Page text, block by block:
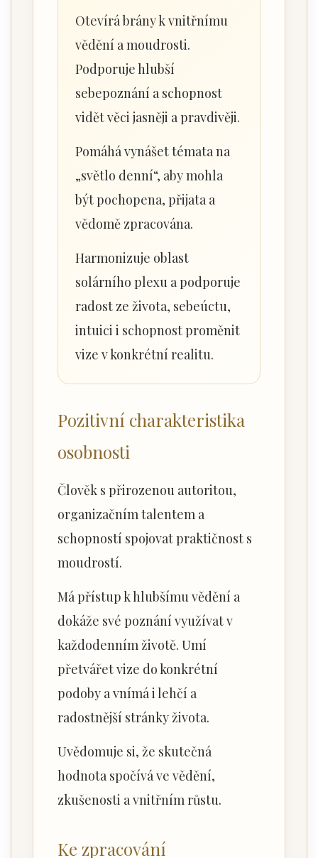
Otevírá brány k vnitřnímu
vědění a moudrosti.
Podporuje hlubší
sebepoznání a schopnost
vidět věci jasněji a pravdivěji.
Pomáhá vynášet témata na
„světlo denní“, aby mohla
být pochopena, přijata a
vědomě zpracována.
Harmonizuje oblast
solárního plexu a podporuje
radost ze života, sebeúctu,
intuici i schopnost proměnit
vize v konkrétní realitu.
Pozitivní charakteristika
osobnosti
Člověk s přirozenou autoritou,
organizačním talentem a
schopností spojovat praktičnost s
moudrostí.
Má přístup k hlubšímu vědění a
dokáže své poznání využívat v
každodenním životě. Umí
přetvářet vize do konkrétní
podoby a vnímá i lehčí a
radostnější stránky života.
Uvědomuje si, že skutečná
hodnota spočívá ve vědění,
zkušenosti a vnitřním růstu.
Ke zpracování